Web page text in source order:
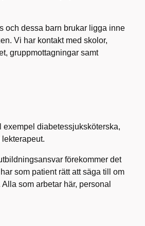
och dessa barn brukar ligga inne
Vi har kontakt med skolor,
gruppmottagningar samt
diabetessjuksköterska,
förekommer det
som patient rätt att säga till om
som arbetar här, personal